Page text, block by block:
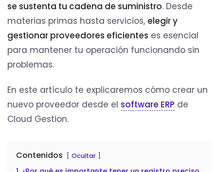
se sustenta tu cadena de suministro. Desde
materias primas hasta servicios, elegir y
gestionar proveedores eficientes es esencial
para mantener tu operación funcionando sin
problemas.
En este artículo te explicaremos cómo crear un
nuevo proveedor desde el software ERP de
Cloud Gestion.
Contenidos Ocultar